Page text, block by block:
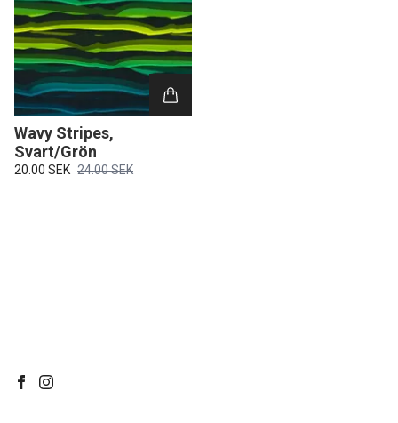
Wavy Stripes,
Svart/Grön
20.00 SEK 24.00 SEK